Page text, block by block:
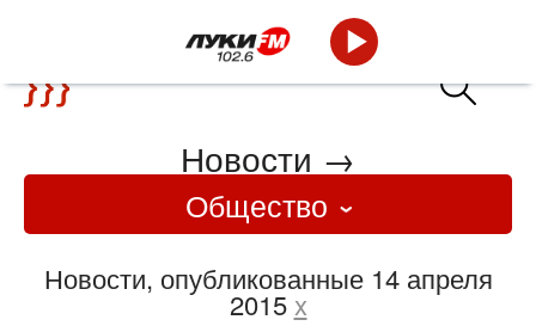
Новости →
Общество
Новости, опубликованные 14 апреля
2015 x